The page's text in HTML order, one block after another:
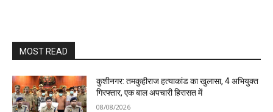
MOST READ
कुशीनगर: तमकुहीराज हत्याकांड का खुलासा, 4 अभियुक्त
गिरफ्तार, एक बाल अपचारी हिरासत में
08/08/2026